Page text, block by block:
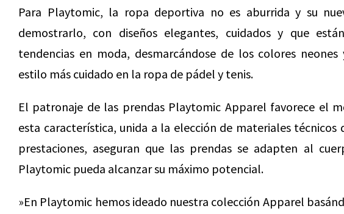
Para Playtomic, la ropa deportiva no es aburrida y su
demostrarlo, con diseños elegantes, cuidados y que
tendencias en moda, desmarcándose de los colores
estilo más cuidado en la ropa de pádel y tenis.
El patronaje de las prendas Playtomic Apparel favorece el
esta característica, unida a la elección de materiales técnicos
prestaciones, aseguran que las prendas se adapten al
Playtomic pueda alcanzar su máximo potencial.
»En Playtomic hemos ideado nuestra colección Apparel